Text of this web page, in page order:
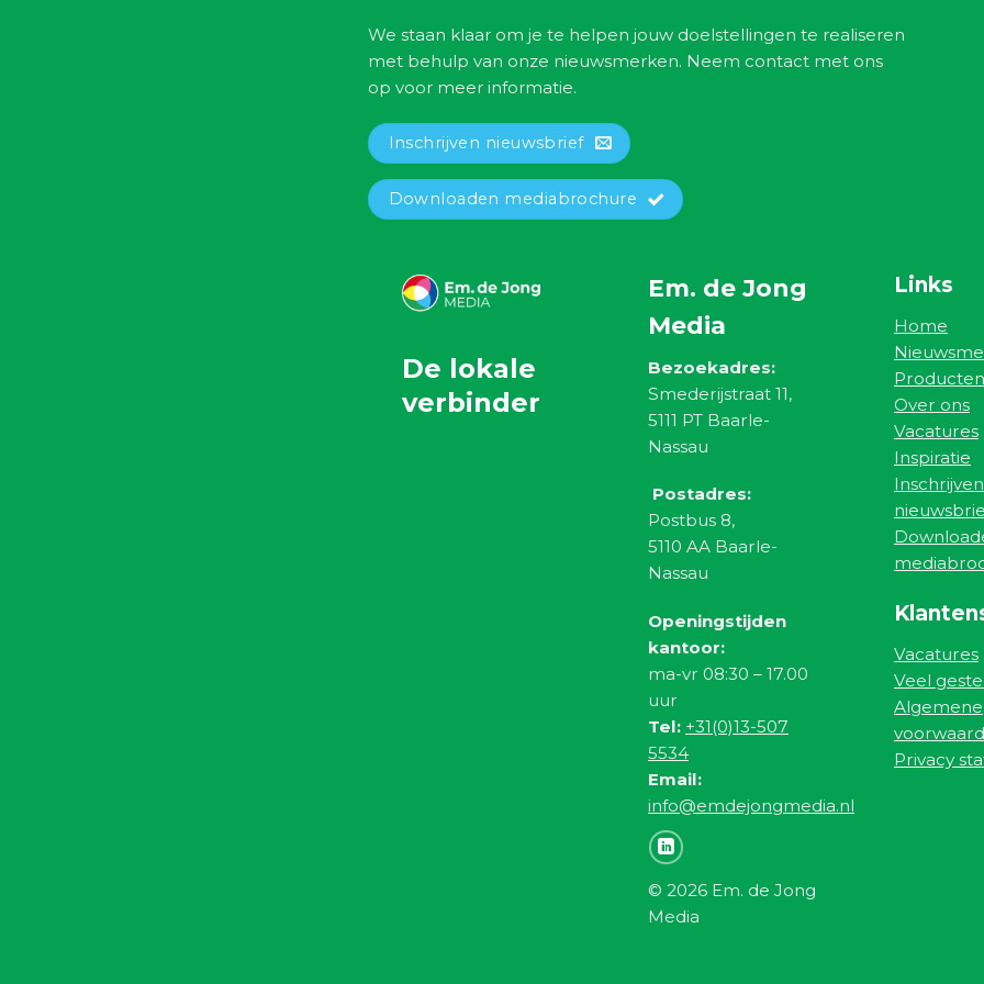
We staan klaar om je te helpen jouw doelstellingen te realiseren
met behulp van onze nieuwsmerken. Neem contact met ons
op voor meer informatie.
Inschrijven nieuwsbrief
Downloaden mediabrochure
De lokale
verbinder
Em. de Jong
Media
Bezoekadres:
Smederijstraat 11,
5111 PT Baarle-
Nassau
Postadres:
Postbus 8,
5110 AA Baarle-
Nassau
Openingstijden
kantoor:
ma-vr 08:30 – 17.00
uur
Tel: +31(0)13-507
5534
Email:
info@emdejongmedia.nl
© 2026 Em. de Jong
Media
Links
Home
Producten
Over ons
Vacatures
Inspiratie
Inschrijven
Vacatures
Veel
Algemene
Privacy